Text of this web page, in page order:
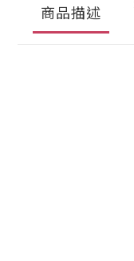
商品描述